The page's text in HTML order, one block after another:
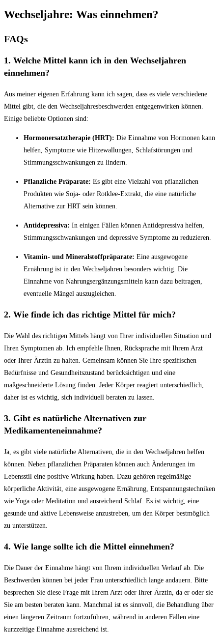
Wechseljahre: Was einnehmen?
FAQs
1. Welche Mittel kann ich in den Wechseljahren
einnehmen?
Aus meiner eigenen Erfahrung kann ich sagen, dass es viele verschiedene
Mittel gibt, die den Wechseljahresbeschwerden entgegenwirken können.
Einige beliebte Optionen sind:
Hormonersatztherapie (HRT): Die Einnahme von Hormonen kann
helfen, Symptome wie Hitzewallungen, Schlafstörungen und
Stimmungsschwankungen zu lindern.
Pflanzliche Präparate: Es gibt eine Vielzahl von pflanzlichen
Produkten wie Soja- oder Rotklee-Extrakt, die eine natürliche
Alternative zur HRT sein können.
Antidepressiva: In einigen Fällen können Antidepressiva helfen,
Stimmungsschwankungen und depressive Symptome zu reduzieren.
Vitamin- und Mineralstoffpräparate: Eine ausgewogene
Ernährung ist in den Wechseljahren besonders wichtig. Die
Einnahme von Nahrungsergänzungsmitteln kann dazu beitragen,
eventuelle Mängel auszugleichen.
2. Wie finde ich das richtige Mittel für mich?
Die Wahl des richtigen Mittels hängt von Ihrer individuellen Situation und
Ihren Symptomen ab. Ich empfehle Ihnen, Rücksprache mit Ihrem Arzt
oder Ihrer Ärztin zu halten. Gemeinsam können Sie Ihre spezifischen
Bedürfnisse und Gesundheitszustand berücksichtigen und eine
maßgeschneiderte Lösung finden. Jeder Körper reagiert unterschiedlich,
daher ist es wichtig, sich individuell beraten zu lassen.
3. Gibt es natürliche Alternativen zur
Medikamenteneinnahme?
Ja, es gibt viele natürliche Alternativen, die in den Wechseljahren helfen
können. Neben pflanzlichen Präparaten können auch Änderungen im
Lebensstil eine positive Wirkung haben. Dazu gehören regelmäßige
körperliche Aktivität, eine ausgewogene Ernährung, Entspannungstechniken
wie Yoga oder Meditation und ausreichend Schlaf. Es ist wichtig, eine
gesunde und aktive Lebensweise anzustreben, um den Körper bestmöglich
zu unterstützen.
4. Wie lange sollte ich die Mittel einnehmen?
Die Dauer der Einnahme hängt von Ihrem individuellen Verlauf ab. Die
Beschwerden können bei jeder Frau unterschiedlich lange andauern. Bitte
besprechen Sie diese Frage mit Ihrem Arzt oder Ihrer Ärztin, da er oder sie
Sie am besten beraten kann. Manchmal ist es sinnvoll, die Behandlung über
einen längeren Zeitraum fortzuführen, während in anderen Fällen eine
kurzzeitige Einnahme ausreichend ist.